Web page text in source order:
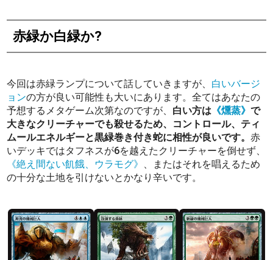
赤緑か白緑か?
今回は赤緑ランプについて話していきますが、 白いバージ
ョンの方が良い可能性も大いにあります。全てはあなたの
予想するメタゲーム次第なのですが、 白い方は 《燻蒸》で
大きなクリーチャーでも殺せるため、コントロール、ティ
ムールエネルギーと黒緑巻き付き蛇に相性が良いです。赤
いデッキではタフネスが6を越えたクリーチャーを倒せず、
《絶え間ない飢餓、ウラモグ》
、またはそれを唱えるため
の十分な土地を引けないとかなり辛いです。